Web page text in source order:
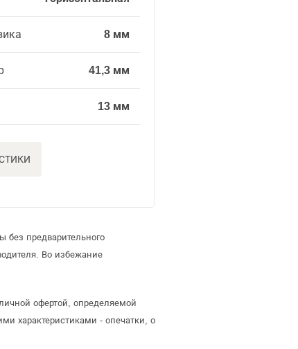
8 мм
41,3 мм
13 мм
без предварительного
Во избежание
офертой, определяемой
характеристиками - опечатки, о